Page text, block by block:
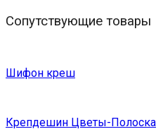
Сопутствующие товары
Шифон креш
Крепдешин Цветы-Полоска